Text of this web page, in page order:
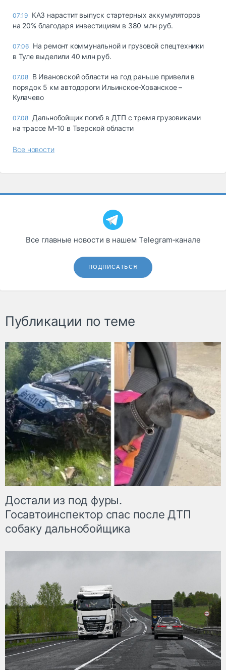
07:19 КАЗ нарастит выпуск стартерных аккумуляторов
на 20% благодаря инвестициям в 380 млн руб.
07:06 На ремонт коммунальной и грузовой спецтехники
в Туле выделили 40 млн руб.
07.08 В Ивановской области на год раньше привели в
порядок 5 км автодороги Ильинское-Хованское –
Кулачево
07.08 Дальнобойщик погиб в ДТП с тремя грузовиками
на трассе М-10 в Тверской области
Все новости
Все главные новости в нашем Telegram‑канале
ПОДПИСАТЬСЯ
Публикации по теме
Достали из под фуры.
Госавтоинспектор спас после ДТП
собаку дальнобойщика